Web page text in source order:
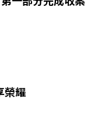
榮耀